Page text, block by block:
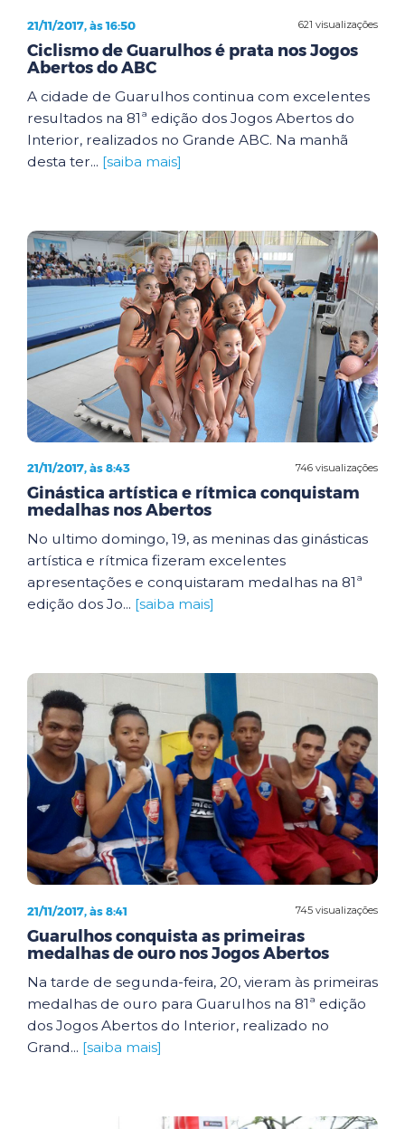
621 visualizações
21/11/2017, às 16:50
Ciclismo de Guarulhos é prata nos Jogos
Abertos do ABC
A cidade de Guarulhos continua com excelentes
resultados na 81ª edição dos Jogos Abertos do
Interior, realizados no Grande ABC. Na manhã
desta ter... [saiba mais]
746 visualizações
21/11/2017, às 8:43
Ginástica artística e rítmica conquistam
medalhas nos Abertos
No ultimo domingo, 19, as meninas das ginásticas
artística e rítmica fizeram excelentes
apresentações e conquistaram medalhas na 81ª
edição dos Jo... [saiba mais]
745 visualizações
21/11/2017, às 8:41
Guarulhos conquista as primeiras
medalhas de ouro nos Jogos Abertos
Na tarde de segunda-feira, 20, vieram às primeiras
medalhas de ouro para Guarulhos na 81ª edição
dos Jogos Abertos do Interior, realizado no
Grand... [saiba mais]